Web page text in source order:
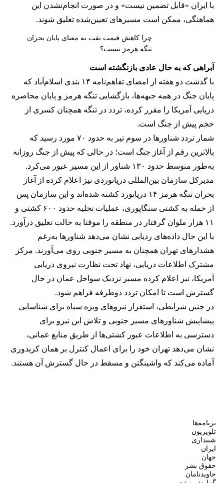
با ایران «قابل تضمین نیست» و در صورت انجام‌نشدن این
هماهنگی، ممکن است مسیرهای تعیین‌شده تعلیق شوند.
چرا کاهش قیمت نفت به معنای پایان بحران
تنگه هرمز نیست؟
آبراهی که به حال عادی بازنگشته است
با گذشت دو هفته از امضای تفاهم‌نامه ۱۴ بندی اسلام‌آباد که
پایان جنگ در همه جبهه‌ها، بازگشایی تنگه هرمز و پایان محاصره
دریایی آمریکا را مقرر کرده، تردد در تنگه همچنان کسری از
حجم پیش از جنگ است.
شمار تردد شناورها در سوم تیر به حدود ۷۰ مورد رسید که
بالاترین رقم از آغاز جنگ است؛ در حالی که پیش از جنگ روزانه
به‌طور متوسط حدود ۱۳۰ شناور از این مسیر عبور می‌کرد.
مدیرکل سازمان بین‌المللی دریانوردی نیز اعلام کرده از آغاز
بحران تنگه هرمز ۱۴ دریانورد کشته شده‌اند و این سازمان پس
از حمله به کشتی سنگاپوری، عملیات تخلیه حدود ۶۰۰ کشتی و
۱۱ هزار ملوان گرفتار در منطقه را موقتا به حالت تعلیق درآورد.
با این حال داده‌های ردیابی نشان می‌دهد شناورها به‌رغم
هشدارهای تهران همچنان به مسیر جنوبی روی می‌آورند. مرکز
مشترک اطلاعات دریایی، نهاد تحت نظارت نیروی دریایی
آمریکا، نیز اعلام کرده مسیر نزدیک سواحل عمان در حال
گسترش است تا امکان تردد دوطرفه فراهم شود.
در چنین شرایطی، استقرار نیروهای ویژه سپاه برای شناسایی
پیشاپیش شناورهای مسیر جنوبی و تلاش این نیرو برای
دسترسی به اطلاعات عبور کشتی‌ها از طریق منابع عمانی،
نشان می‌دهد تهران خود را برای اعمال کنترل بر همان کریدوری
آماده می‌کند که واشینگتن و مسقط در حال گسترش آن هستند.
برنامه‌ها
تلویزیون
شنیداری
ایران
جهان
حقوق بشر
جاویدنامان